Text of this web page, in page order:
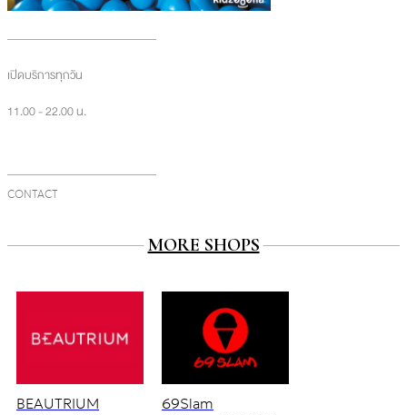
เปิดบริการทุกวัน
11.00 - 22.00 น.
CONTACT
MORE SHOPS
BEAUTRIUM 69Slam